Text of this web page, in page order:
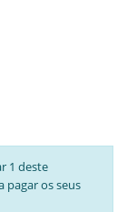
1 deste
pagar os seus